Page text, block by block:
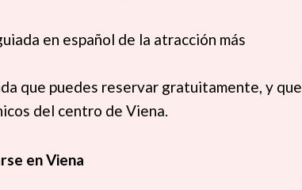
en español de la atracción más
que puedes reservar gratuitamente, y que
del centro de Viena.
en Viena